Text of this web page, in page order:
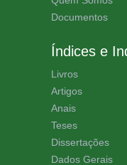
Documentos
Índices e
Livros
Artigos
Anais
Teses
Dissertações
Dados Gerais